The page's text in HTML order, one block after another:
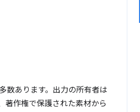
数あります。出力の所有者は
著作権で保護された素材から